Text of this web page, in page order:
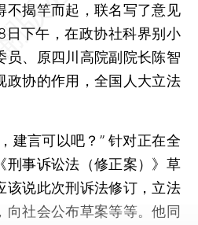
不揭竿而起，联名写了意见
日下午，在政协社科界别小
员、原四川高院副院长陈智
政协的作用，全国人大立法
言可以吧？” 针对正在全
刑事诉讼法（修正案）》草
该说此次刑诉法修订，立法
向社会公布草案等等。他同